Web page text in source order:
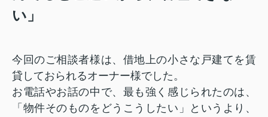
い」
今回のご相談者様は、借地上の小さな戸建てを賃
貸しておられるオーナー様でした。
お電話やお話の中で、最も強く感じられたのは、
「物件そのものをどうこうしたい」というより、